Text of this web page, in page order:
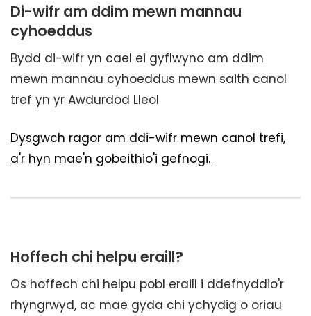
Di-wifr am ddim mewn mannau
cyhoeddus
Bydd di-wifr yn cael ei gyflwyno am ddim
mewn mannau cyhoeddus mewn saith canol
tref yn yr Awdurdod Lleol
Dysgwch ragor am ddi-wifr mewn canol trefi,
a'r hyn mae'n gobeithio'i gefnogi.
Hoffech chi helpu eraill?
Os hoffech chi helpu pobl eraill i ddefnyddio'r
rhyngrwyd, ac mae gyda chi ychydig o oriau